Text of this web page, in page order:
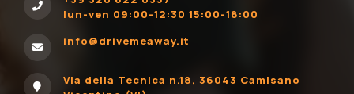
lun-ven 09:00-12:30 15:00-18:00
info@drivemeaway.it
Via della Tecnica n.18, 36043 Camisano